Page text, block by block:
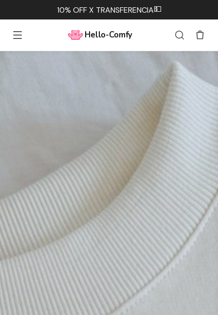
10% OFF X TRANSFERENCIA💵
Hello-Comfy